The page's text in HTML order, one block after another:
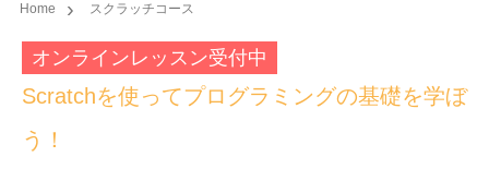
Home スクラッチコース
オンラインレッスン受付中
Scratchを使ってプログラミングの基礎を学ぼ
う！